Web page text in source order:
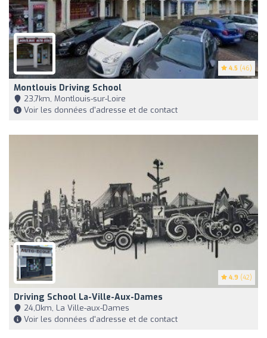
4.5 (46)
Montlouis Driving School
23,7km, Montlouis-sur-Loire
Voir les données d'adresse et de contact
4.9 (42)
Driving School La-Ville-Aux-Dames
24,0km, La Ville-aux-Dames
Voir les données d'adresse et de contact